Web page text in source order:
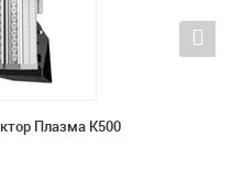
Плазма К500